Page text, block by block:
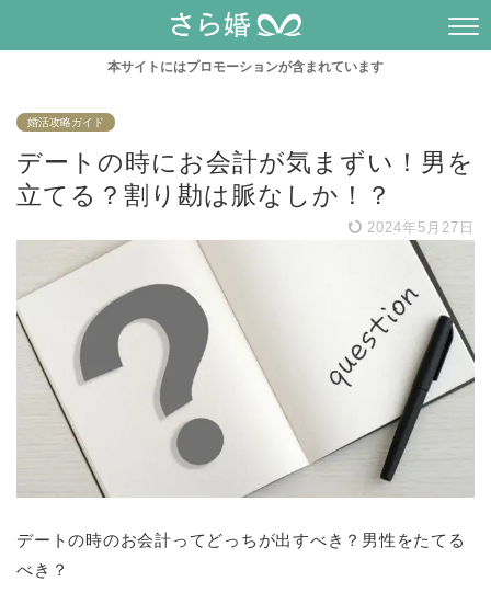
本サイトにはプロモーションが含まれています
婚活攻略ガイド
デートの時にお会計が気まずい！男を
立てる？割り勘は脈なしか！？
2024年5月27日
デートの時のお会計ってどっちが出すべき？男性をたてる
べき？